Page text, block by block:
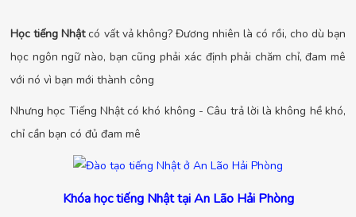
Học tiếng Nhậtcó vất vả không? Đương nhiên là có rồi, cho dù bạn
học ngôn ngữ nào, bạn cũng phải xác định phải chăm chỉ, đam mê
với nó vì bạn mới thành công
Nhưng học Tiếng Nhật có khó không - Câu trả lời là không hề khó,
chỉ cần bạn có đủ đam mê
Khóa học tiếng Nhật tại An Lão Hải Phòng